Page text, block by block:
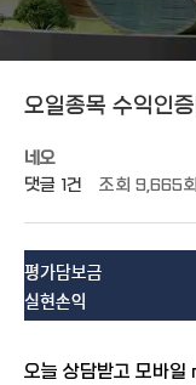
오일종목 수익인
네오
댓글 1건 조회 9,665회
오늘 상담받고 모바일